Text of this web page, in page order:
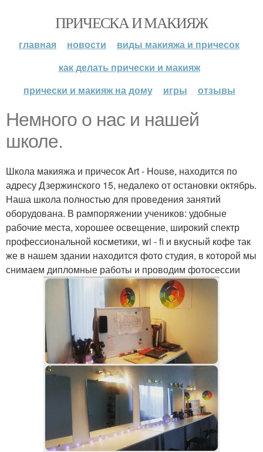
ПРИЧЕСКА И МАКИЯЖ
главная новости
виды макияжа и причесок
как делать прически и макияж
прически и макияж на дому
игры отзывы
Немного о нас и нашей
школе.
Школа макияжа и причесок Art - House, находится по
адресу Дзержинского 15, недалеко от остановки октябрь.
Наша школа полностью для проведения занятий
оборудована. В рампоряжении учеников: удобные
рабочие места, хорошее освещение, широкий спектр
профессиональной косметики, wi - fi и вкусный кофе так
же в нашем здании находится фото студия, в которой мы
снимаем дипломные работы и проводим фотосессии